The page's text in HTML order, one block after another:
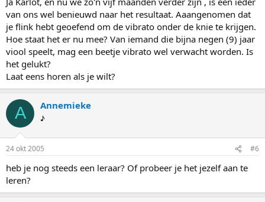
van ons wel benieuwd naar het resultaat. Aaangenomen dat
je flink hebt geoefend om de vibrato onder de knie te krijgen.
Hoe staat het er nu mee? Van iemand die bijna negen (9) jaar
viool speelt, mag een beetje vibrato wel verwacht worden. Is
het gelukt?
Laat eens horen als je wilt?
A Annemieke
♪
24 okt 2005 #6
heb je nog steeds een leraar? Of probeer je het jezelf aan te
leren?